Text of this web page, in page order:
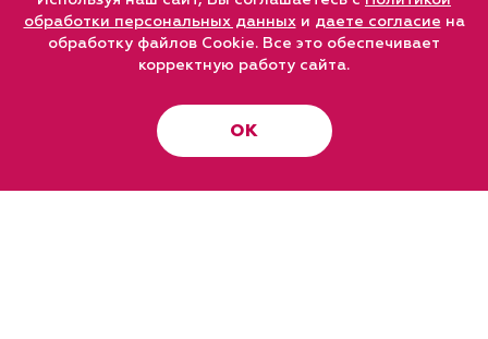
обработки персональных данныхи даете согласие на
обработку файлов Cookie. Все это обеспечивает
корректную работу сайта.
ОК